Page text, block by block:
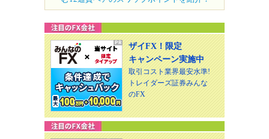
ザイFX！限定
キャンペーン実施中
取引コスト業界最安水準!
トレイダーズ証券みんな
のFX